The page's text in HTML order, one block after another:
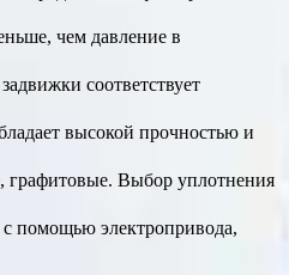
чем давление в
соответствует
высокой прочностью и
графитовые. Выбор уплотнения
помощью электропривода,